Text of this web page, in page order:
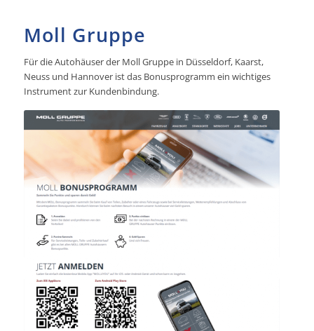
Moll Gruppe
Für die Autohäuser der Moll Gruppe in Düsseldorf, Kaarst,
Neuss und Hannover ist das Bonusprogramm ein wichtiges
Instrument zur Kundenbindung.